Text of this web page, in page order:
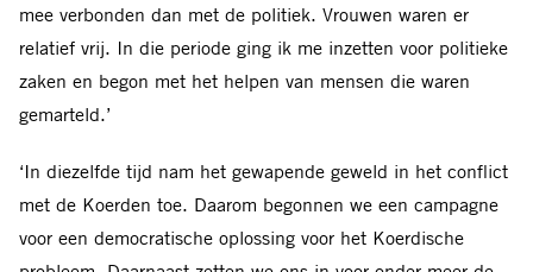
mee verbonden dan met de politiek. Vrouwen waren er
relatief vrij. In die periode ging ik me inzetten voor politieke
zaken en begon met het helpen van mensen die waren
gemarteld.’
‘In diezelfde tijd nam het gewapende geweld in het conflict
met de Koerden toe. Daarom begonnen we een campagne
voor een democratische oplossing voor het Koerdische